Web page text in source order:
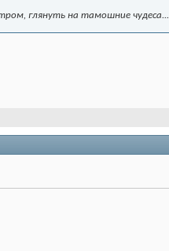
глянуть на тамошние чудеса...